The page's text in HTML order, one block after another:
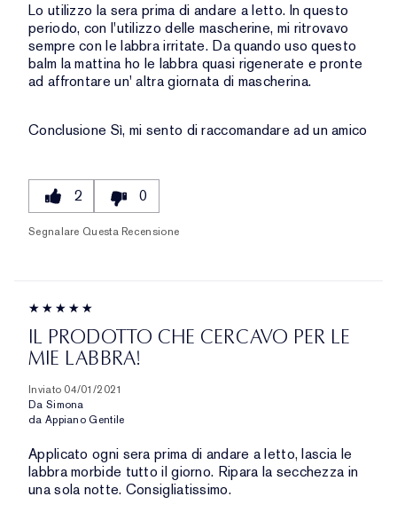
Lo utilizzo la sera prima di andare a letto. In questo
periodo, con l'utilizzo delle mascherine, mi ritrovavo
sempre con le labbra irritate. Da quando uso questo
balm la mattina ho le labbra quasi rigenerate e pronte
ad affrontare un' altra giornata di mascherina.
Conclusione Sì, mi sento di raccomandare ad un amico
2 0
Segnalare Questa Recensione
IL PRODOTTO CHE CERCAVO PER LE
MIE LABBRA!
Inviato 04/01/2021
Da Simona
da Appiano Gentile
Applicato ogni sera prima di andare a letto, lascia le
labbra morbide tutto il giorno. Ripara la secchezza in
una sola notte. Consigliatissimo.